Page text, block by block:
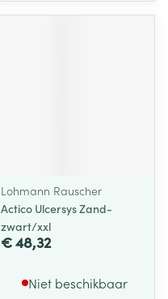
Lohmann Rauscher
Actico Ulcersys Zand-
zwart/xxl
€ 48,32
Niet beschikbaar